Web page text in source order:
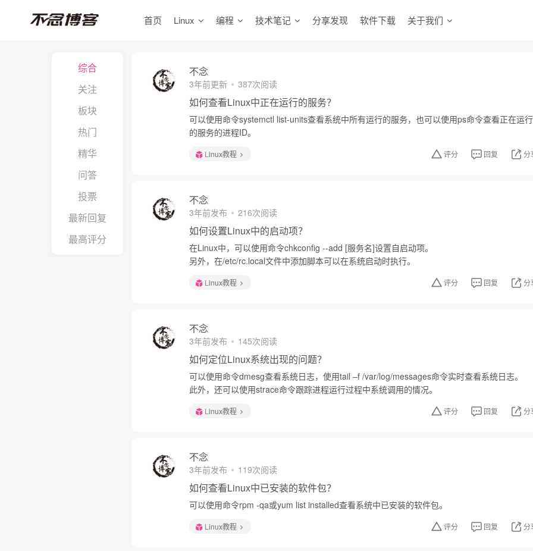
首页 Linux 编程 技术笔记 分享发现 软件下载 关于我们
综合
关注
板块
热门
精华
问答
投票
最新回复
最高评分
不念
3年前更新 387次阅读
如何查看Linux中正在运行的服务？
可以使用命令systemctl list-units查看系统中所有运行的服务，也可以使用ps命令查看正在运行
的服务的进程ID。
Linux教程 评分 回复 分
不念
3年前发布 216次阅读
如何设置Linux中的启动项？
在Linux中，可以使用命令chkconfig --add [服务名]设置自启动项。
另外，在/etc/rc.local文件中添加脚本可以在系统启动时执行。
Linux教程 评分 回复 分
不念
3年前发布 145次阅读
如何定位Linux系统出现的问题？
可以使用命令dmesg查看系统日志，使用tail –f /var/log/messages命令实时查看系统日志。
此外，还可以使用strace命令跟踪进程运行过程中系统调用的情况。
Linux教程 评分 回复 分
不念
3年前发布 119次阅读
如何查看Linux中已安装的软件包？
可以使用命令rpm -qa或yum list installed查看系统中已安装的软件包。
Linux教程 评分 回复 分